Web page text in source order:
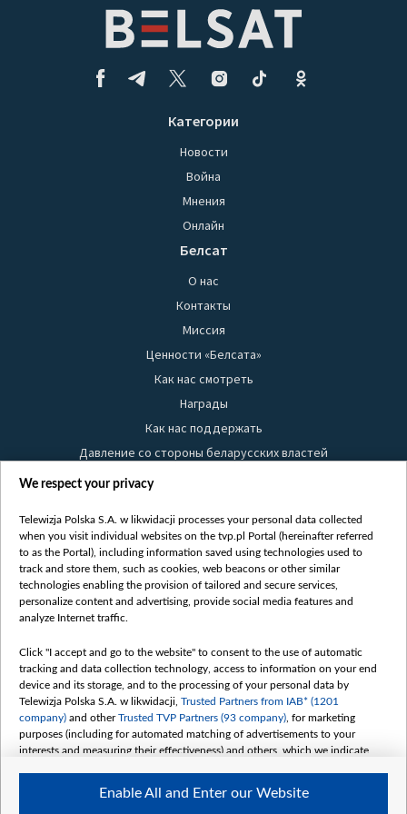
Категории
Новости
Война
Мнения
Онлайн
Белсат
О нас
Контакты
Миссия
Ценности «Белсата»
Как нас смотреть
Награды
Как нас поддержать
Давление со стороны беларусских властей
Правила использования материалов
Безопасность
Youtube
Белсат news
Белсат Life
Belsat English
Biełsat PL
Белсат Now
Белсат Shorts
Белсат History
Белсат Music
Белсат Doc
We respect your privacy
Telewizja Polska S.A. w likwidacji processes your personal data collected
when you visit individual websites on the tvp.pl Portal (hereinafter referred
to as the Portal), including information saved using technologies used to
track and store them, such as cookies, web beacons or other similar
technologies enabling the provision of tailored and secure services,
personalize content and advertising, provide social media features and
analyze Internet traffic.
Click "I accept and go to the website" to consent to the use of automatic
tracking and data collection technology, access to information on your end
device and its storage, and to the processing of your personal data by
Telewizja Polska S.A. w likwidacji, Trusted Partners from IAB* (1201
company) and otherTrusted TVP Partners (93 company) , for marketing
purposes (including for automated matching of advertisements to your
interests and measuring their effectiveness) and others, which we indicate
The purposes of processing your data by TVP S.A. w likwidacji are as
Enable All and Enter our Website